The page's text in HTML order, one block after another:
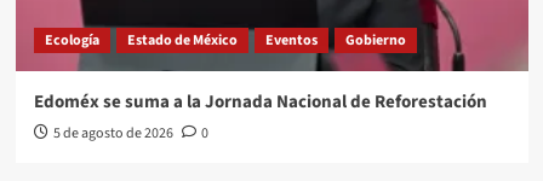
Ecología Estado de México Eventos Gobierno
Edoméx se suma a la Jornada Nacional de Reforestación
5 de agosto de 2026 0